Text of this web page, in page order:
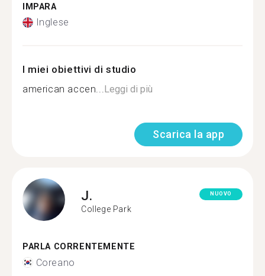
IMPARA
Inglese
I miei obiettivi di studio
american accen...Leggi di più
Scarica la app
J.
College Park
NUOVO
PARLA CORRENTEMENTE
Coreano